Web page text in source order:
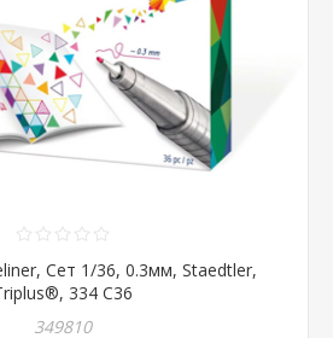
Сет 1/36, 0.3мм, Staedtler,
334 C36
349810